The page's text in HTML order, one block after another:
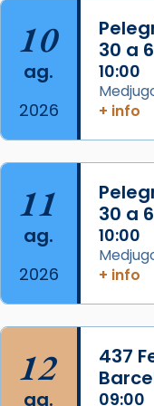
Aquest dilluns,
missa d’acció
comitè
del Sant Pare
col·laboradors,
L’arquebisbe
Josep Omella,
concelebrat el
Mons. David
📸 Dr. G. Simón
Photo
View on Facebook ·
2 weeks ago
10
ag.
2026
30 a
10:00
+ info
11
ag.
2026
30 a
10:00
+ info
12
ag.
437
09:00